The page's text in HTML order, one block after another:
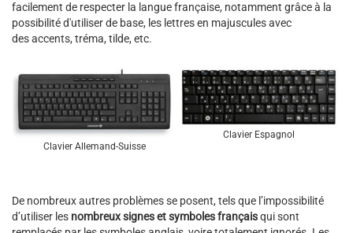
facilement de respecter la langue française, notamment grâce à la
possibilité d'utiliser de base, les lettres en majuscules avec
des accents, tréma, tilde, etc.
Clavier Allemand-Suisse
Clavier Espagnol
De nombreux autres problèmes se posent, tels que l’impossibilité
d’utiliser les nombreux signes et symboles françaisqui sont